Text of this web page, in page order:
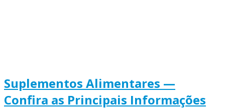
Suplementos‌ ‌Alimentares‌ ‌—‌
‌Confira as Principais Informações